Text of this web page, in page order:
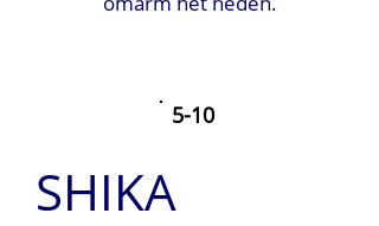
5-10
SHIKA